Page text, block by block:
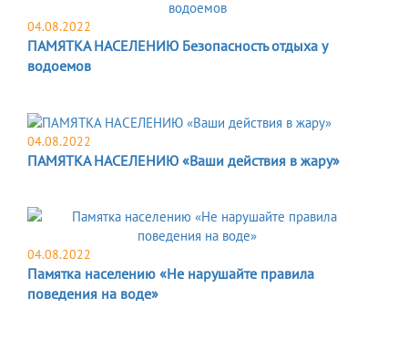
04.08.2022
ПАМЯТКА НАСЕЛЕНИЮ Безопасность отдыха у
водоемов
04.08.2022
ПАМЯТКА НАСЕЛЕНИЮ «Ваши действия в жару»
04.08.2022
Памятка населению «Не нарушайте правила
поведения на воде»